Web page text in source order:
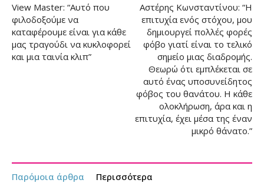
View Master: “Αυτό που
φιλοδοξούμε να
καταφέρουμε είναι για κάθε
μας τραγούδι να κυκλοφορεί
και μια ταινία κλιπ”
Αστέρης Κωνσταντίνου: “Η
επιτυχία ενός στόχου, μου
δημιουργεί πολλές φορές
φόβο γιατί είναι το τελικό
σημείο μιας διαδρομής.
Θεωρώ ότι εμπλέκεται σε
αυτό ένας υποσυνείδητος
φόβος του θανάτου. Η κάθε
ολοκλήρωση, άρα και η
επιτυχία, έχει μέσα της έναν
μικρό θάνατο.”
Παρόμοια άρθρα Περισσότερα